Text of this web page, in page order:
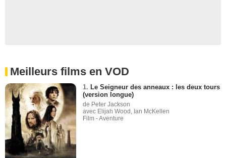
Meilleurs films en VOD
1. Le Seigneur des anneaux : les deux tours
(version longue)
de Peter Jackson
avec Elijah Wood, Ian McKellen
Film - Aventure